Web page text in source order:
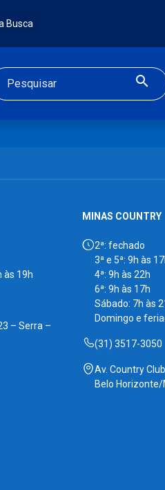
Busca
às 19h
– Serra –
MINAS COUNTRY
2ª: fechado
3ª e 5ª: 9h às
4ª: 9h às 22h
6ª: 9h às 17h
Sábado: 7h às
Domingo e
(31) 3517-3050
Av. Country
Belo Horizonte/